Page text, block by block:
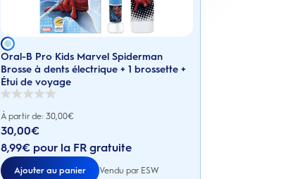
Oral-B Pro Kids Marvel Spiderman
Brosse à dents électrique + 1 brossette +
Étui de voyage
0.0
sur
5
étoiles.
À partir de: 30,00€
Prix actuel : 30,00€
30,00€
8,99€ pour la FR gratuite
Ajouter au panier Vendu par ESW